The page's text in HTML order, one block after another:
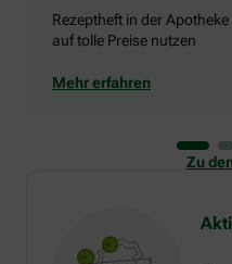
Rezeptheft in der
auf tolle Preise nutzen
Mehr erfahren
Zu